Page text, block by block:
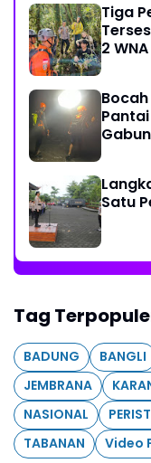
Tiga
2
Pantai
Satu
Tag
BADUNG BANGLI
JEMBRANA
NASIONAL
TABANAN
Video